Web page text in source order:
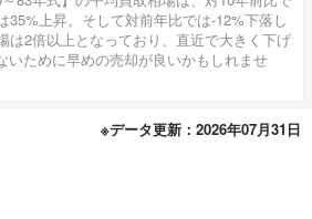
35%上昇。そして対前年比では-12%下落し
は2倍以上となっており、直近で大きく下げ
いために早めの売却が良いかもしれませ
※データ更新：2026年07月31日